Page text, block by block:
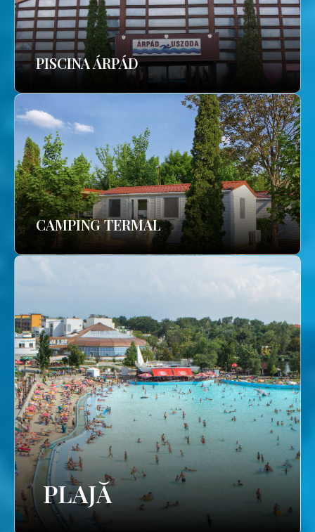
PISCINA ÁRPÁD
CAMPING TERMAL
PLAJĂ